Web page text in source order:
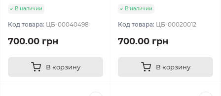
В наличии
Код товара: ЦБ-00040498
700.00 грн
В корзину
В наличии
Код товара: ЦБ-00020012
700.00 грн
В корзину